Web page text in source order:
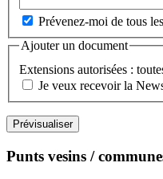
Prévenez-moi de tous
Ajouter un document
Extensions autorisées :
Je veux recevoir la
Punts vesins /